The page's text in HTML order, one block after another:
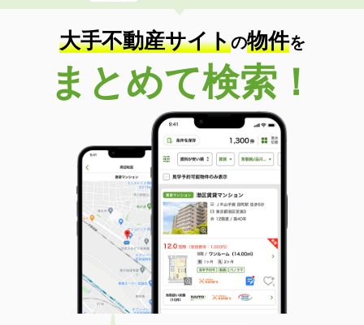
大手不動産サイトの物件を
まとめて検索！